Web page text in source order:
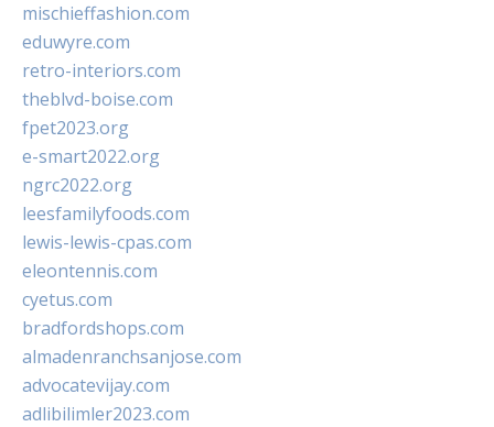
mischieffashion.com
eduwyre.com
retro-interiors.com
theblvd-boise.com
fpet2023.org
e-smart2022.org
ngrc2022.org
leesfamilyfoods.com
lewis-lewis-cpas.com
eleontennis.com
cyetus.com
bradfordshops.com
almadenranchsanjose.com
advocatevijay.com
adlibilimler2023.com